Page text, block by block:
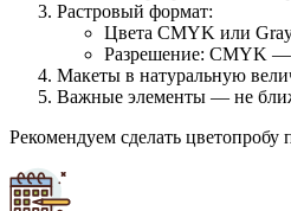
Растровый формат:
Цвета CMYK или
Разрешение: CMYK —
Макеты в натуральную
Важные элементы — не
Рекомендуем сделать цветопробу